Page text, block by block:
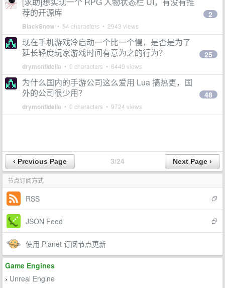
荐的开源库
BlackSnow • 54 characters • 2943 views
2
现在手机游戏冷启动一个比一个慢，是否是为了
延长轻度玩家游戏时间有意为之的行为？
drymonfidelia • 0 characters • 6449 views
25
为什么国内的手游公司这么爱用 Lua 搞热更，国
外的公司很少用？
drymonfidelia • 0 characters • 9724 views
48
3/24
节点订阅方式
RSS
JSON Feed
使用 Planet 订阅节点更新
Game Engines
› Unreal Engine